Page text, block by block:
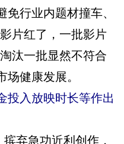
行业内题材撞车、
片红了，一批影片
汰一批显然不符合
健康发展。
入放映时长等作出
弃急功近利创作，